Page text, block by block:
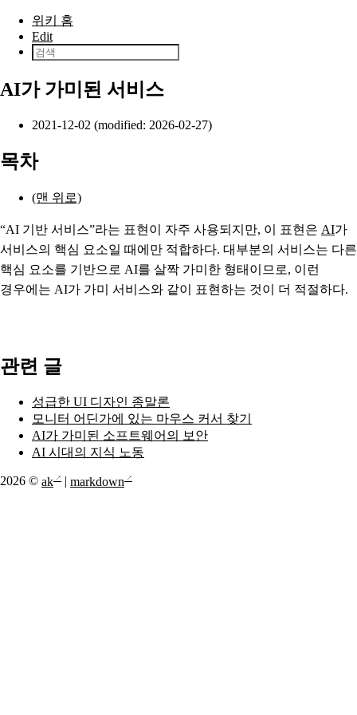
본문으로 건너뛰기
위키 홈
Edit
AI가 가미된 서비스
2021-12-02 (modified: 2026-02-27)
목차
(맨 위로)
“AI 기반 서비스”라는 표현이 자주 사용되지만, 이 표현은 AI가
서비스의 핵심 요소일 때에만 적합하다. 대부분의 서비스는 다른
핵심 요소를 기반으로 AI를 살짝 가미한 형태이므로, 이런
경우에는 AI가 가미 서비스와 같이 표현하는 것이 더 적절하다.
관련 글
성급한 UI 디자인 종말론
모니터 어딘가에 있는 마우스 커서 찾기
AI가 가미된 소프트웨어의 보안
AI 시대의 지식 노동
2026 © ak markdown